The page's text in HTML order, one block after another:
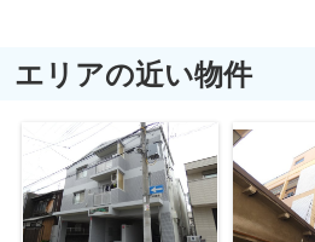
エリアの近い物件